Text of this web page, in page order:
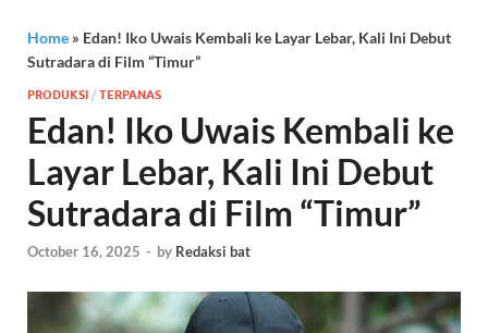
Home » Edan! Iko Uwais Kembali ke Layar Lebar, Kali Ini Debut
Sutradara di Film “Timur”
PRODUKSI / TERPANAS
Edan! Iko Uwais Kembali ke
Layar Lebar, Kali Ini Debut
Sutradara di Film “Timur”
October 16, 2025 - by Redaksi bat